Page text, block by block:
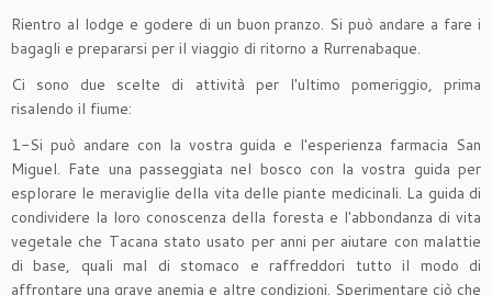
Rientro al lodge e godere di un buon pranzo. Si può andare a fare i
bagagli e prepararsi per il viaggio di ritorno a Rurrenabaque.
Ci sono due scelte di attività per l'ultimo pomeriggio, prima
risalendo il fiume:
1-Si può andare con la vostra guida e l'esperienza farmacia San
Miguel. Fate una passeggiata nel bosco con la vostra guida per
esplorare le meraviglie della vita delle piante medicinali. La guida di
condividere la loro conoscenza della foresta e l'abbondanza di vita
vegetale che Tacana stato usato per anni per aiutare con malattie
di base, quali mal di stomaco e raffreddori tutto il modo di
affrontare una grave anemia e altre condizioni. Sperimentare ciò che